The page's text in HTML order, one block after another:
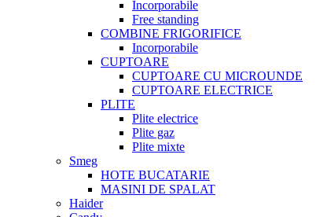
Incorporabile
Free standing
COMBINE FRIGORIFICE
Incorporabile
CUPTOARE
CUPTOARE CU MICROUNDE
CUPTOARE ELECTRICE
PLITE
Plite electrice
Plite gaz
Plite mixte
Smeg
HOTE BUCATARIE
MASINI DE SPALAT
Haider